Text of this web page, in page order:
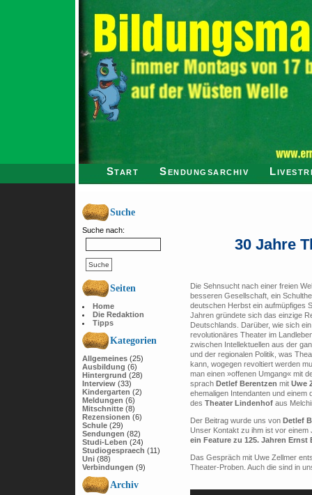
Start Sendungsarchiv
Suche
Suche nach:
Seiten
Home
Die Redaktion
Tipps
Kategorien
Allgemeines(25)
Ausbildung (6)
Hintergrund (28)
Interview(33)
Kindergarten (2)
Meldungen (6)
Mitschnitte(8)
Rezensionen (6)
Schule(29)
Sendungen (82)
Studi-Leben (24)
Studiogespraech (11)
Uni(88)
Verbindungen (9)
Archiv
30 Jahre
Die Sehnsucht nach einer freien
besseren Gesellschaft, ein
deutschen Herbst ein aufmüpfiges
Jahren gründete sich das einzige
Deutschlands. Darüber, wie sich ein
revolutionäres Theater im
zwischen Intellektuellen aus der
und der regionalen Politik, was
kann, wogegen revoltiert werden
man einen »offenen Umgang« mit
sprach Detlef Berentzen mit Uwe
ehemaligen Intendanten und einem
des Theater Lindenhofaus
Der Beitrag wurde uns von Detlef
Unser Kontakt zu ihm ist vor einem
ein Feature zu 125. Jahren Ernst
Das Gespräch mit Uwe Zellmer
Theater-Proben. Auch die sind in